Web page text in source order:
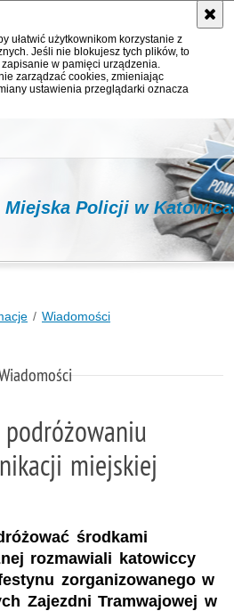
ułatwić użytkownikom korzystanie z
Jeśli nie blokujesz tych plików, to
w pamięci urządzenia.
zarządzać cookies, zmieniając
ustawienia przeglądarki oznacza
Miejska Policji w
Wiadomości
miejskiej
środkami
rozmawiali katowiccy
zorganizowanego w
Zajezdni Tramwajowej w